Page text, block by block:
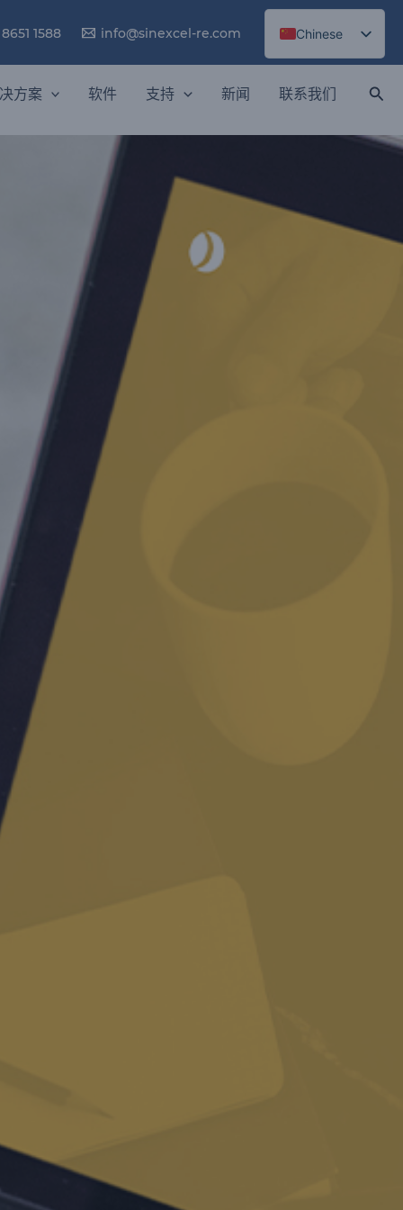
1588 info@sinexcel-re.com
Chinese
English
方案 软件 支持 新闻 联系我们
搜